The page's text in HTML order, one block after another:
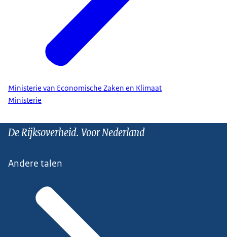
Ministerie van Economische Zaken en Klimaat
Ministerie
De Rijksoverheid. Voor Nederland
Andere talen